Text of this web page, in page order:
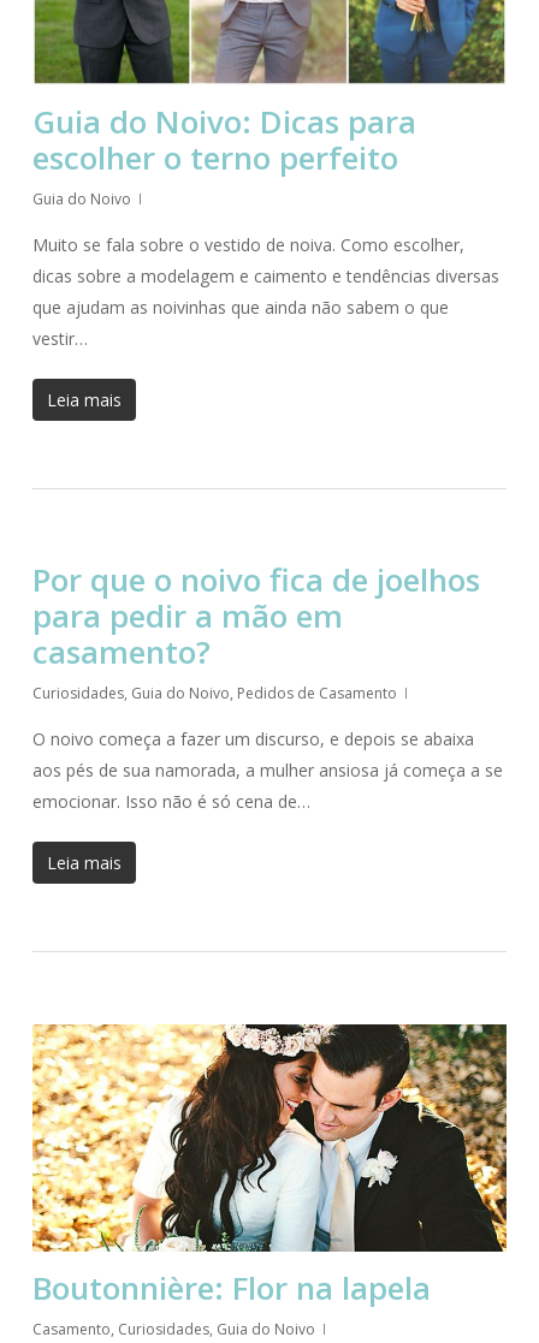
Guia do Noivo: Dicas para
escolher o terno perfeito
Guia do Noivo
Muito se fala sobre o vestido de noiva. Como escolher,
dicas sobre a modelagem e caimento e tendências diversas
que ajudam as noivinhas que ainda não sabem o que
vestir…
Leia mais
Por que o noivo fica de joelhos
para pedir a mão em
casamento?
Curiosidades, Guia do Noivo, Pedidos de Casamento
O noivo começa a fazer um discurso, e depois se abaixa
aos pés de sua namorada, a mulher ansiosa já começa a se
emocionar. Isso não é só cena de…
Leia mais
Boutonnière: Flor na lapela
Casamento, Curiosidades, Guia do Noivo